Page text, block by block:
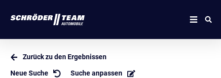
Zurück zu den Ergebnissen
Neue Suche Suche anpassen